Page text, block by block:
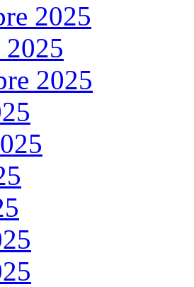
2025
2025
2025